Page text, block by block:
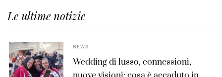
Le ultime notizie
NEWS
Wedding di lusso, connessioni,